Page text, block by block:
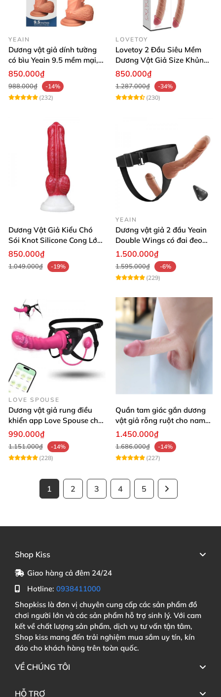
YEAIN
Dương vật giả dính tường
có bìu Yeain 9.5 mềm mại,
kích thích mạnh
850.000₫
988.000₫
-14%
(232)
LOVETOY
Lovetoy 2 Đầu Siêu Mềm
Dương Vật Giả Size Khủng
Uốn Dẻo
850.000₫
1.287.000₫
-34%
(230)
Dương Vật Giả Kiểu Chó
Sói Knot Silicone Cong Lớn
Có Đế Hít Tường Cao Cấp
850.000₫
1.049.000₫ -19%
YEAIN
Dương vật giả 2 đầu Yeain
Double Wings có đai đeo
điều khiển remote từ xa
1.500.000₫
1.595.000₫
-6%
(229)
LOVE SPOUSE
Dương vật giả rung điều
khiển app Love Spouse cho
Les nhanh nhạy
990.000₫
1.151.000₫
-14%
(228)
Quần tam giác gắn dương
vật giả rỗng ruột cho nam
Jiuai mềm như thật
1.450.000₫
1.686.000₫
-14%
(227)
1 2 3 4 5
Shop Kiss
Giao hàng cả đêm 24/24
Hotline: 0938411000
Shopkiss là đơn vị chuyên cung cấp các sản phẩm đồ
chơi người lớn và các sản phẩm hỗ trợ sinh lý. Với cam
kết về chất lượng sản phẩm, dịch vụ tư vấn tận tâm,
Shop kiss mang đến trải nghiệm mua sắm uy tín, kín
đáo cho khách hàng trên toàn quốc.
VỀ CHÚNG TÔI
HỖ TRỢ